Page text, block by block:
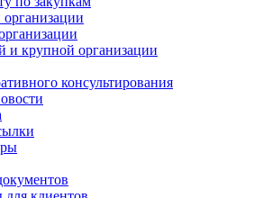
и крупной организации
консультирования